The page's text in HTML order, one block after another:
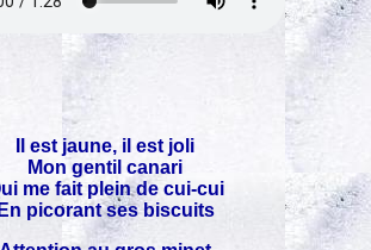
Il est jaune, il est joli
Mon gentil canari
me fait plein de cui-cui
En picorant ses biscuits